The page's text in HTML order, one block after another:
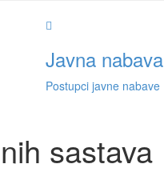
Javna nabava
Postupci javne nabave
sastava